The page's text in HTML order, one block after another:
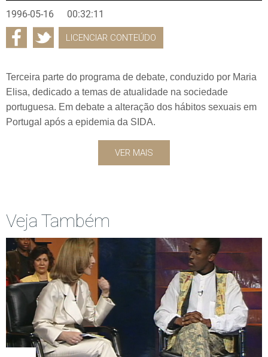
1996-05-16 00:32:11
LICENCIAR CONTEÚDO
Terceira parte do programa de debate, conduzido por Maria
Elisa, dedicado a temas de atualidade na sociedade
portuguesa. Em debate a alteração dos hábitos sexuais em
Portugal após a epidemia da SIDA.
VER MAIS
Veja Também